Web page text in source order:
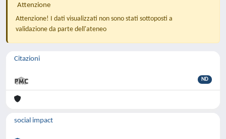
Attenzione
Attenzione! I dati visualizzati non sono stati sottoposti a
validazione da parte dell'ateneo
Citazioni
ND
social impact